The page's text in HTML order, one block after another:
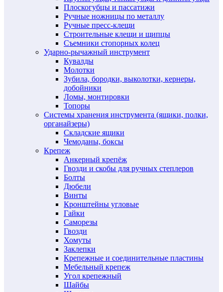
Плоскогубцы и пассатижи
Ручные ножницы по металлу
Ручные пресс-клещи
Строительные клещи и щипцы
Съемники стопорных колец
Ударно-рычажный инструмент
Кувалды
Молотки
Зубила, бородки, выколотки, кернеры,
добойники
Ломы, монтировки
Топоры
Системы хранения инструмента (ящики, полки,
органайзеры)
Складские ящики
Чемоданы, боксы
Крепеж
Анкерный крепёж
Гвозди и скобы для ручных степлеров
Болты
Дюбели
Винты
Кронштейны угловые
Гайки
Саморезы
Гвозди
Хомуты
Заклепки
Крепежные и соединительные пластины
Мебельный крепеж
Угол крепежный
Шайбы